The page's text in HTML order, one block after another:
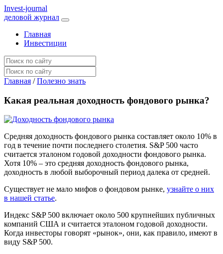
Invest-journal
деловой журнал
Главная
Инвестиции
Главная / Полезно знать
Какая реальная доходность фондового рынка?
Средняя доходность фондового рынка составляет около 10% в
год в течение почти последнего столетия. S&P 500 часто
считается эталоном годовой доходности фондового рынка.
Хотя 10% – это средняя доходность фондового рынка,
доходность в любой выборочный период далека от средней.
Существует не мало мифов о фондовом рынке, узнайте о них
в нашей статье.
Индекс S&P 500 включает около 500 крупнейших публичных
компаний США и считается эталоном годовой доходности.
Когда инвесторы говорят «рынок», они, как правило, имеют в
виду S&P 500.